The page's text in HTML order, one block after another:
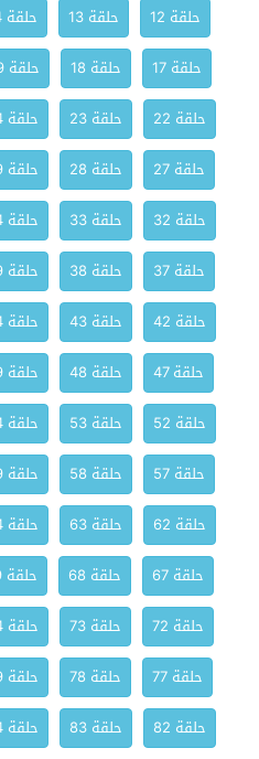
حلقة 12
حلقة 13 حلقة 14
حلقة 17
حلقة 18 حلقة 19
حلقة 22
حلقة 23 حلقة 24
حلقة 27
حلقة 28 حلقة 29
حلقة 32
حلقة 33 حلقة 34
حلقة 37
حلقة 38 حلقة 39
حلقة 42
حلقة 43 حلقة 44
حلقة 47
حلقة 48 حلقة 49
حلقة 52
حلقة 53 حلقة 54
حلقة 57
حلقة 58 حلقة 59
حلقة 62
حلقة 63 حلقة 64
حلقة 67
حلقة 68 حلقة 69
حلقة 72
حلقة 73 حلقة 74
حلقة 77
حلقة 78 حلقة 79
حلقة 82
حلقة 83 حلقة 84